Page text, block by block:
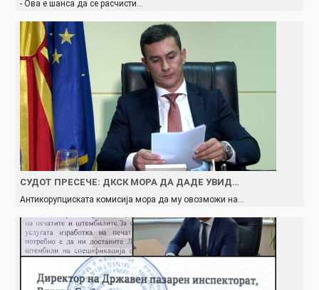
- Ова е шанса да се расчисти…
СУДОТ ПРЕСЕЧЕ: ДКСК МОРА ДА ДАДЕ УВИД…
Антикорупциската комисија мора да му овозможи на…